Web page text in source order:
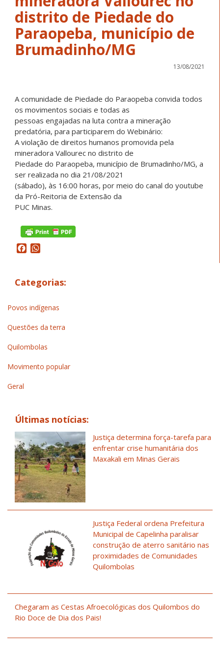
distrito de Piedade do
Paraopeba, município de
Brumadinho/MG
13/08/2021
A comunidade de Piedade do Paraopeba convida todos
os movimentos sociais e todas as
pessoas engajadas na luta contra a mineração
predatória, para participarem do Webinário:
A violação de direitos humanos promovida pela
mineradora Vallourec no distrito de
Piedade do Paraopeba, município de Brumadinho/MG, a
ser realizada no dia 21/08/2021
(sábado), às 16:00 horas, por meio do canal do youtube
da Pró-Reitoria de Extensão da
PUC Minas.
Facebook
Categorias:
Povos indígenas
Questões da terra
Quilombolas
Movimento popular
Geral
Últimas notícias:
Justiça determina força-tarefa para
enfrentar crise humanitária dos
Maxakali em Minas Gerais
Justiça Federal ordena Prefeitura
Municipal de Capelinha paralisar
construção de aterro sanitário nas
proximidades de Comunidades
Quilombolas
Chegaram as Cestas Afroecológicas dos Quilombos do
Rio Doce de Dia dos Pais!